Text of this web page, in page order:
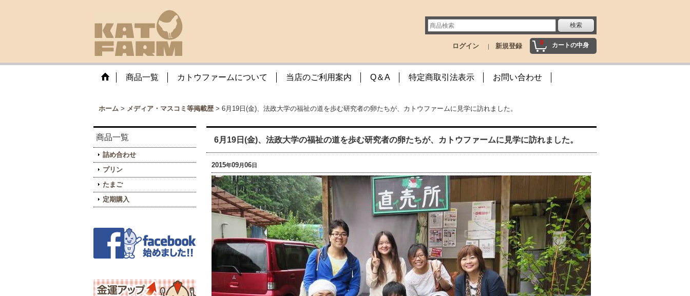
0 カートの中身
ログイン 新規登録
商品一覧 カトウファームについて 当店のご利用案内 Q＆A 特定商取引法表示 お問い合わせ
ホーム > メディア・マスコミ等掲載歴 > 6月19日(金)、法政大学の福祉の道を歩む研究者の卵たちが、カトウファームに見学に訪れました。
商品一覧
詰め合わせ
プリン
たまご
定期購入
6月19日(金)、法政大学の福祉の道を歩む研究者の卵たちが、カトウファームに見学に訪れました。
2015年09月06日